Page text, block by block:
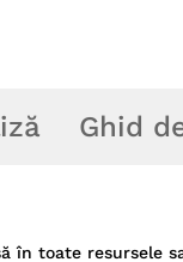
Ghid
în toate